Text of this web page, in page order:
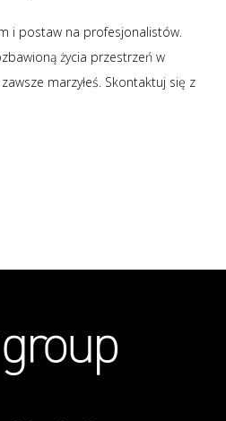
i postaw na profesjonalistów.
życia przestrzeń w
marzyłeś. Skontaktuj się z